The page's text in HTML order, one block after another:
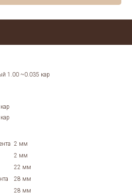
1.00 ~0.035 кар
2 мм
2 мм
22 мм
28 мм
28 мм